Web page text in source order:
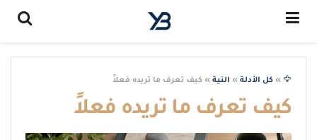
🦅
» كل الأدلة » النية » كيف تعرف ما تريده فعلاً
كيف تعرف ما تريده فعلاً